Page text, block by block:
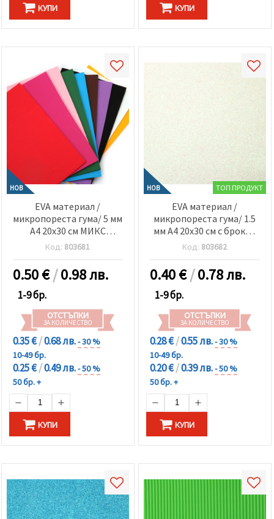
КУПИ КУПИ
НОВ
EVA материал /
микропореста гума/ 5 мм
А4 20x30 см МИКС
цветове -1 лист
Код: 803681
0.50€/0.98 лв.
1-9 бр.
ОТСТЪПКИ
ЗА КОЛИЧЕСТВО
0.35 €/0.68 лв.- 30 %
10-49 бр.
0.25 €/0.49 лв.- 50 %
50 бр. +
КУПИ
НОВ ТОП ПРОДУКТ
EVA материал /
микропореста гума/ 1.5
мм А4 20x30 см с брокат
бял дъга
Код: 803682
0.40€/0.78 лв.
1-9 бр.
ОТСТЪПКИ
ЗА КОЛИЧЕСТВО
0.28 €/0.55 лв.- 30 %
10-49 бр.
0.20 €/0.39 лв.- 50 %
50 бр. +
КУПИ